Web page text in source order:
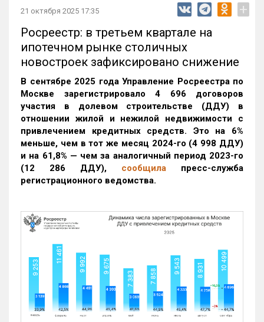
21 октября 2025 17:35 +
Росреестр: в третьем квартале на
ипотечном рынке столичных
новостроек зафиксировано снижение
В сентябре 2025 года Управление Росреестра по
Москве зарегистрировало 4 696 договоров
участия в долевом строительстве (ДДУ) в
отношении жилой и нежилой недвижимости с
привлечением кредитных средств. Это на 6%
меньше, чем в тот же месяц 2024-го (4 998 ДДУ)
и на 61,8% — чем за аналогичный период 2023-го
(12 286 ДДУ), сообщила пресс-служба
регистрационного ведомства.